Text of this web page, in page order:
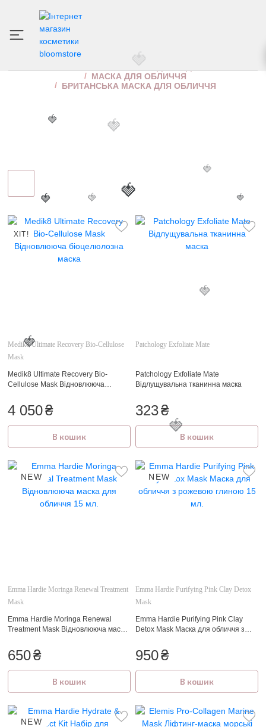
БРИТАНСЬКА МАСКА ДЛЯ ОБЛИЧЧЯ
ІНТЕРНЕТ МАГАЗИН КОСМЕТИКИ
МАСКА ДЛЯ ОБЛИЧЧЯ
БРИТАНСЬКА МАСКА ДЛЯ ОБЛИЧЧЯ
ХІТ!
Medik8 Ultimate Recovery Bio-Cellulose
Mask
Medik8 Ultimate Recovery Bio-
Cellulose Mask Відновлююча
4 050₴
В кошик
Patchology Exfoliate Mate
Patchology Exfoliate Mate
Відлущувальна тканинна маска
323₴
В кошик
NEW
Emma Hardie Moringa Renewal Treatment
Mask
Emma Hardie Moringa Renewal
Treatment Mask Відновлююча маска
650₴
В кошик
NEW
Emma Hardie Purifying Pink Clay Detox
Mask
Emma Hardie Purifying Pink Clay
Detox Mask Маска для обличчя з
950₴
В кошик
NEW
🍓
🍓
🍓
🍓